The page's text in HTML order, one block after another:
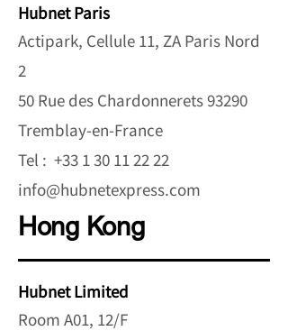
Hubnet Paris
Actipark, Cellule 11, ZA Paris Nord
2
50 Rue des Chardonnerets 93290
Tremblay-en-France
Tel : +33 1 30 11 22 22
info@hubnetexpress.com
Hong Kong
Hubnet Limited
Room A01, 12/F